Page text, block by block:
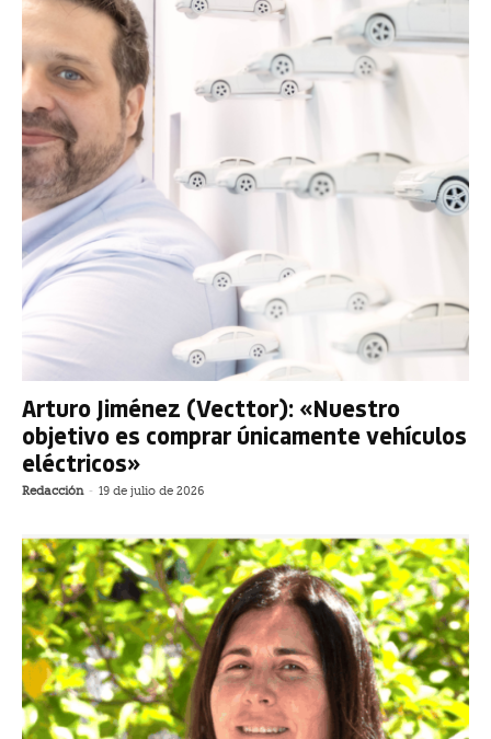
Arturo Jiménez (Vecttor): «Nuestro
objetivo es comprar únicamente vehículos
eléctricos»
Redacción - 19 de julio de 2026